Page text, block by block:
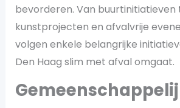
bevorderen. Van buurtinitiatieven
kunstprojecten en afvalvrije
volgen enkele belangrijke
Den Haag slim met afval omgaat.